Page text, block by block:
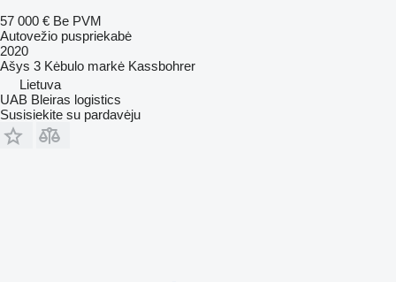
57 000 € Be PVM
Autovežio puspriekabė
2020
Ašys 3 Kėbulo markė Kassbohrer
Lietuva
UAB Bleiras logistics
Susisiekite su pardavėju